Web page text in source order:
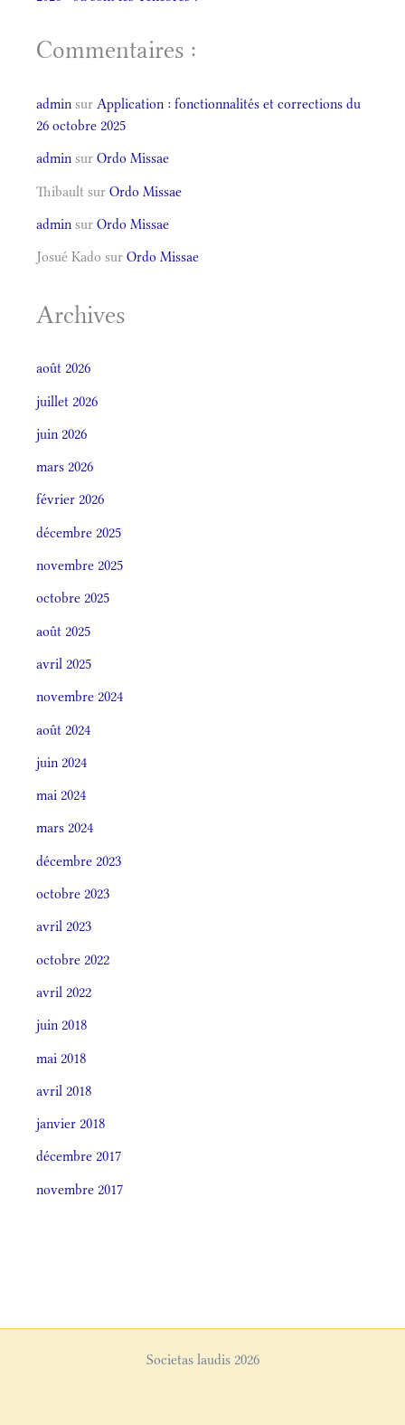
Commentaires :
admin sur Application : fonctionnalités et corrections du
26 octobre 2025
admin sur Ordo Missae
Thibault sur Ordo Missae
admin sur Ordo Missae
Josué Kado sur Ordo Missae
Archives
août 2026
juillet 2026
juin 2026
mars 2026
février 2026
décembre 2025
novembre 2025
octobre 2025
août 2025
avril 2025
novembre 2024
août 2024
juin 2024
mai 2024
mars 2024
décembre 2023
octobre 2023
avril 2023
octobre 2022
avril 2022
juin 2018
mai 2018
avril 2018
janvier 2018
décembre 2017
novembre 2017
Societas laudis 2026